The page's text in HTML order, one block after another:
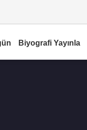
Biyografi Yayınla